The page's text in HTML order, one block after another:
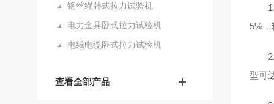
钢丝绳卧式拉力试验机
电力金具卧式拉力试验机
电线电缆卧式拉力试验机
查看全部产品
5%
型可